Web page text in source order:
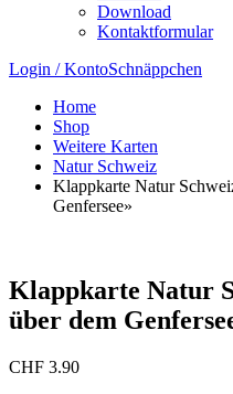
Download
Kontaktformular
Login / KontoSchnäppchen
Home
Shop
Weitere Karten
Natur Schweiz
Klappkarte Natur
Genfersee»
Klappkarte Natur
über dem
CHF 3.90